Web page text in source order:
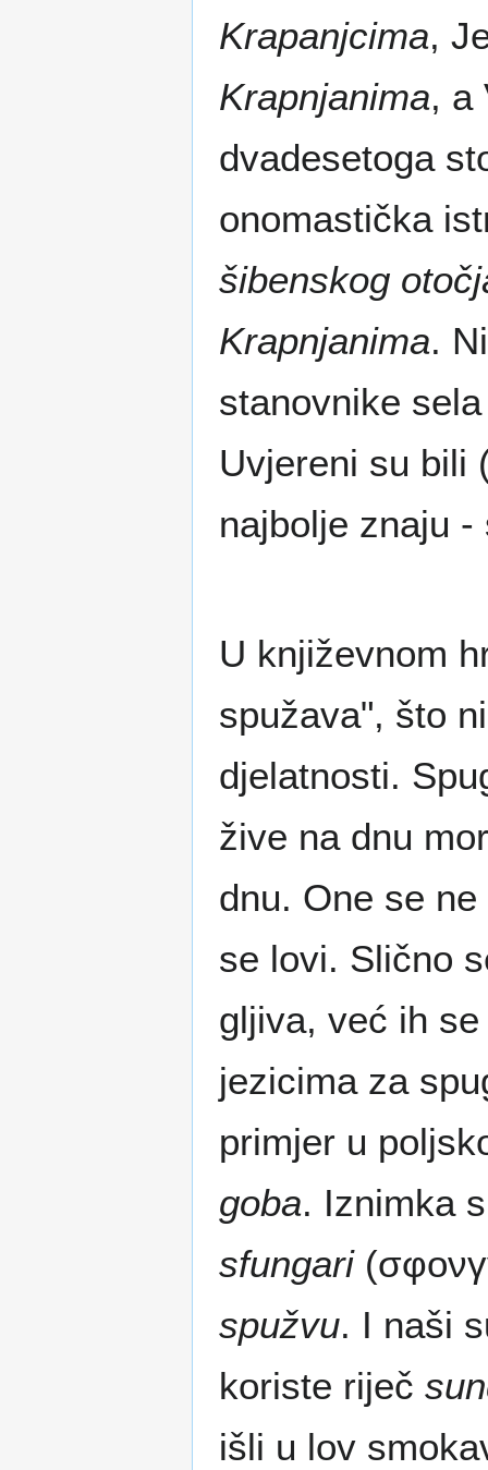
Krapanjcima,
Krapnjanima, a
dvadesetoga
onomastička
šibenskog
Krapnjanima.
stanovnike
Uvjereni su bili
najbolje znaju
U književnom
spužava", što
djelatnosti.
žive na dnu
dnu. One se
se lovi. Slično
gljiva, već ih
jezicima za
primjer u
goba. Iznimka
sfungari
spužvu. I naši
koriste riječ
išli u lov